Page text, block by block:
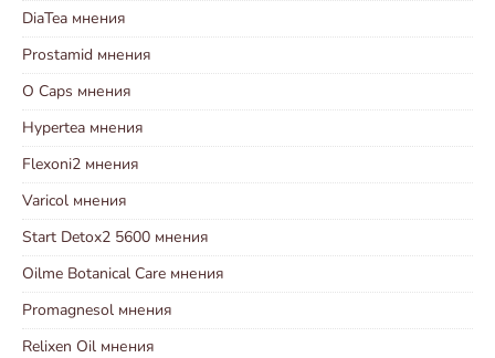
DiaTea мнения
Prostamid мнения
O Caps мнения
Hypertea мнения
Flexoni2 мнения
Varicol мнения
Start Detox2 5600 мнения
Oilme Botanical Care мнения
Promagnesol мнения
Relixen Oil мнения